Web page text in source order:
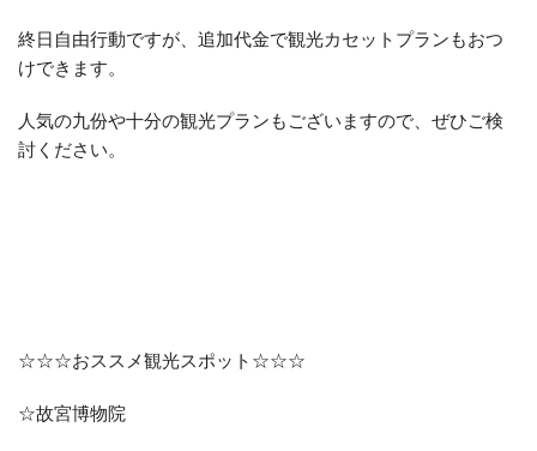
終日自由行動ですが、追加代金で観光カセットプランもおつ
けできます。
人気の九份や十分の観光プランもございますので、ぜひご検
討ください。
☆☆☆おススメ観光スポット☆☆☆
☆故宮博物院